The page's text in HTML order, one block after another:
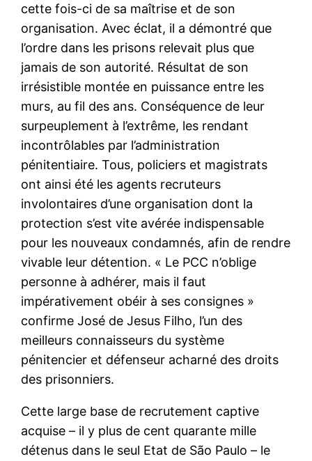
cette fois-ci de sa maîtrise et de son
organisation. Avec éclat, il a démontré que
l’ordre dans les prisons relevait plus que
jamais de son autorité. Résultat de son
irrésistible montée en puissance entre les
murs, au fil des ans. Conséquence de leur
surpeuplement à l’extrême, les rendant
incontrôlables par l’administration
pénitentiaire. Tous, policiers et magistrats
ont ainsi été les agents recruteurs
involontaires d’une organisation dont la
protection s’est vite avérée indispensable
pour les nouveaux condamnés, afin de rendre
vivable leur détention. « Le PCC n’oblige
personne à adhérer, mais il faut
impérativement obéir à ses consignes »
confirme José de Jesus Filho, l’un des
meilleurs connaisseurs du système
pénitencier et défenseur acharné des droits
des prisonniers.
Cette large base de recrutement captive
acquise – il y plus de cent quarante mille
détenus dans le seul Etat de São Paulo – le